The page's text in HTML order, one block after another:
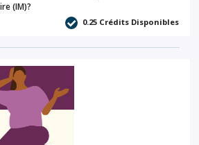
(IM)?
0.25 Crédits Disponibles